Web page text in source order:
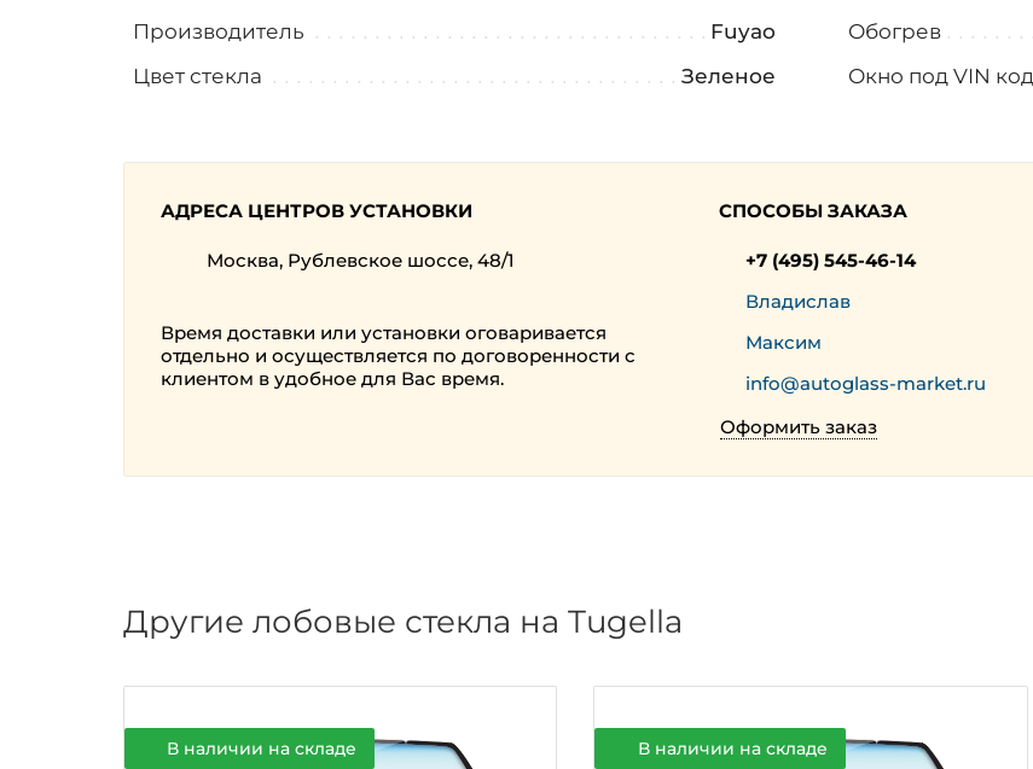
Производитель
Fuyao
Цвет стекла
Зеленое
Обогрев
Окно под VIN код
АДРЕСА ЦЕНТРОВ УСТАНОВКИ
Москва, Рублевское шоссе, 48/1
Время доставки или установки оговаривается
отдельно и осуществляется по договоренности с
клиентом в удобное для Вас время.
СПОСОБЫ ЗАКАЗА
+7 (495) 545-46-14
Владислав
Максим
info@autoglass-market.ru
Оформить заказ
Другие лобовые стекла на Tugella
В наличии на складе В наличии на складе